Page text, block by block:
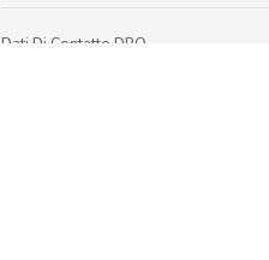
Dati Di Contatto DPO